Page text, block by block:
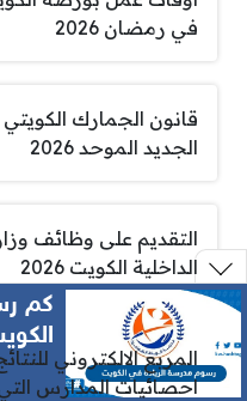
في رمضان 2026
قانون الجمارك الكويتي
الجديد الموحد 2026
التقديم على وظائف
الداخلية الكويت 2026
المربع الالكتروني
احصائيات المدارس
كم
الكويت